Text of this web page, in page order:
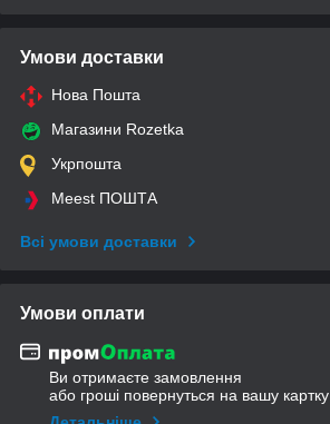
Умови доставки
Нова Пошта
Магазини Rozetka
Укрпошта
Meest ПОШТА
Всі умови доставки
Умови оплати
Ви отримаєте замовлення
або гроші повернуться на вашу картку